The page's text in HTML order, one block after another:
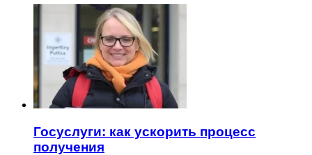
Госуслуги: как ускорить процесс
получения